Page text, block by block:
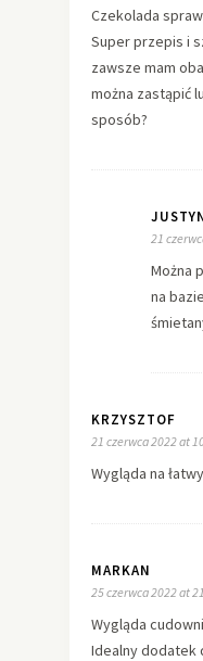
Czekolada
Super przepis i
zawsze mam
można zastąpić
sposób?
21
Można
na
KRZYSZTOF
21 czerwca 2022 at
Wygląda na
MARKAN
25 czerwca 2022 at
Wygląda
Idealny dodatek